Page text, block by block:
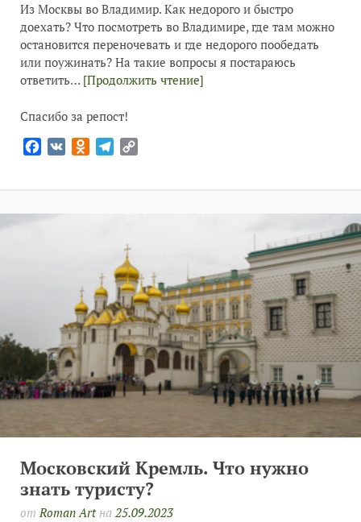
Из Москвы во Владимир. Как недорого и быстро
доехать? Что посмотреть во Владимире, где там можно
остановится переночевать и где недорого пообедать
или поужинать? На такие вопросы я постараюсь
ответить… [Продолжить чтение]
Спасибо за репост!
Facebook
VK Odnoklassniki
Telegram
Московский Кремль. Что нужно
знать туристу?
отRoman Artна 25.09.2023